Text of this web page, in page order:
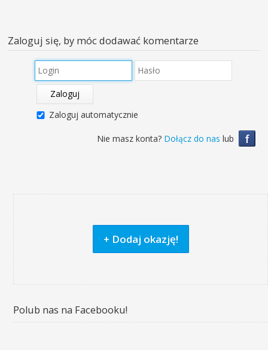
Zaloguj się, by móc dodawać komentarze
Zaloguj
Zaloguj automatycznie
f
Nie masz konta? Dołącz do nas lub
+ Dodaj okazję!
Polub nas na Facebooku!